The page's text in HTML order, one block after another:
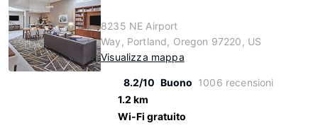
8235 NE Airport
Way, Portland, Oregon 97220, US
Visualizza mappa
8.2/10 Buono 1006 recensioni
1.2 km
Wi-Fi gratuito